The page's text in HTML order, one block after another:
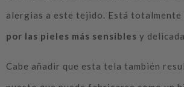
alergias a este tejido. Está totalmente
por las pieles más sensibles y
Cabe añadir que esta tela también